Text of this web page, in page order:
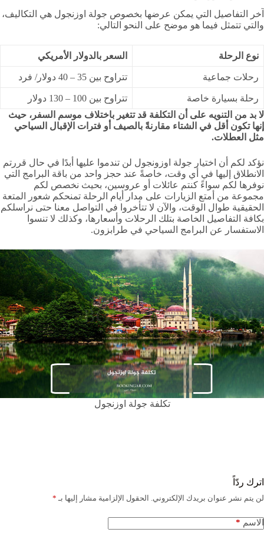
آخر التفاصيل التي يمكن عرضها بخصوص جولة اوزنجول هي التكاليف،
والتي تتمثل فيما هو موضح على النحو التالي:
نوع الرحلة السعر بالدولار الأمريكي
رحلات جماعية تتراوح بين 35 – 40 دولار/ فرد
رحلة بسيارة خاصة
تتراوح بين 100 – 130 دولار
لا بد من التنويه على أن التكلفة قد تتغير باختلاف موسم السفر، حيث
إنها تكون أقل في الشتاء مقارنةً بالصيف أو فترات الإقبال السياحي
مثل العطلات.
نؤكد لكم أن اختيار جولة اوزونجول لن تندموا عليها أبدًا في حال قررتم
الانطلاق إليها في أي وقت، خاصةً عند حجز واحد من باقة البرامج التي
نوفرها لكم سواءً كنتم عائلات أو عروسين، بحيث نخصص لكم
مجموعة من أمتع الزيارات على مدار أيام الرحلة تمنحكم شعور المتعة
الحقيقية طوال الوقت، والآن لا تتأخروا في التواصل معنا حتى نراسلكم
بكافة التفاصيل الخاصة بتلك الرحلات وأسعارها، وكذلك لا تنسوا
الاستفسار عن البرامج السياحي في طرابزون.
تكلفة جولة اوزنجول
اترك ردّاً
لن يتم نشر عنوان بريدك الإلكتروني. الحقول الإلزامية مشار إليها بـ *
الاسم *